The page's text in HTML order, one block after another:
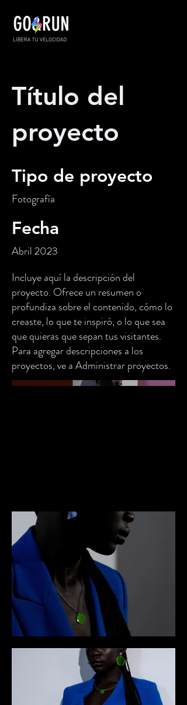
Título del
proyecto
Tipo de proyecto
Fotografía
Fecha
Abril 2023
Incluye aquí la descripción del
proyecto. Ofrece un resumen o
profundiza sobre el contenido, cómo lo
creaste, lo que te inspiró, o lo que sea
que quieras que sepan tus visitantes.
Para agregar descripciones a los
proyectos, ve a Administrar proyectos.